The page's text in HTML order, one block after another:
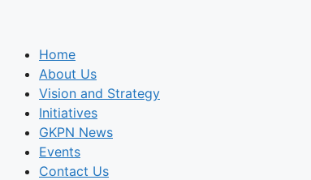
Home
About Us
Vision and Strategy
Initiatives
GKPN News
Events
Contact Us